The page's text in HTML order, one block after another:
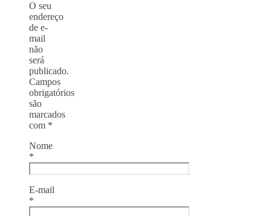
O seu
endereço
de e-
mail
não
será
publicado.
Campos
obrigatórios
são
marcados
com *
Nome
*
E-mail
*